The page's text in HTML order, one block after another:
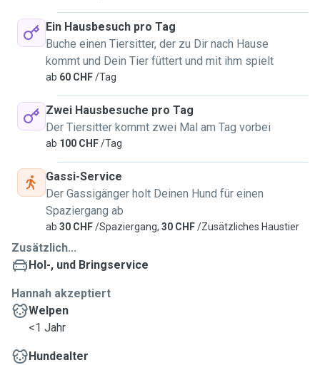
Ein Hausbesuch pro Tag
Buche einen Tiersitter, der zu Dir nach Hause
kommt und Dein Tier füttert und mit ihm spielt
ab 60 CHF/Tag
Zwei Hausbesuche pro Tag
Der Tiersitter kommt zwei Mal am Tag vorbei
ab 100 CHF/Tag
Gassi-Service
Der Gassigänger holt Deinen Hund für einen
Spaziergang ab
ab 30 CHF/Spaziergang, 30 CHF/Zusätzliches Haustier
Zusätzlich...
Hol-, und Bringservice
Hannah akzeptiert
Welpen
<1 Jahr
Hundealter